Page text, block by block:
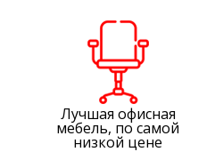
Лучшая офисная
мебель, по самой
низкой цене